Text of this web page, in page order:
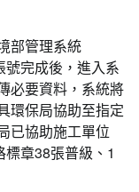
部管理系統
號完成後，進入系
必要資料，系統將
環保局協助至指定
已協助施工單位
章38張普級、1